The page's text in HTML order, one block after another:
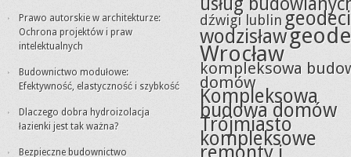
Prawo autorskie w architekturze:
Ochrona projektów i praw
intelektualnych
Budownictwo modułowe:
Efektywność, elastyczność i szybkość
Dlaczego dobra hydroizolacja
łazienki jest tak ważna?
Bezpieczne budownictwo
usług
dźwigi lublingeodeci
wodzisław
Wrocław
kompleksowa
domów
Kompleksowa
budowa domów
Trójmiasto
kompleksowe